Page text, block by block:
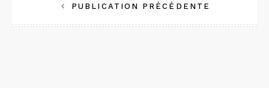
Navigation
de
PUBLICATION PRÉCÉDENTE